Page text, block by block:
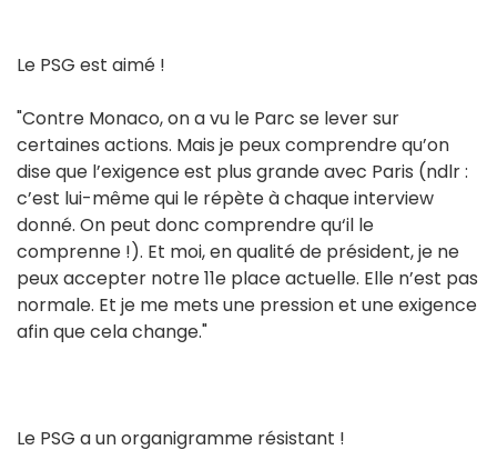
Le PSG est aimé !
"Contre Monaco, on a vu le Parc se lever sur
certaines actions. Mais je peux comprendre qu’on
dise que l’exigence est plus grande avec Paris (ndlr :
c’est lui-même qui le répète à chaque interview
donné. On peut donc comprendre qu‘il le
comprenne !). Et moi, en qualité de président, je ne
peux accepter notre 11e place actuelle. Elle n’est pas
normale. Et je me mets une pression et une exigence
afin que cela change."
Le PSG a un organigramme résistant !